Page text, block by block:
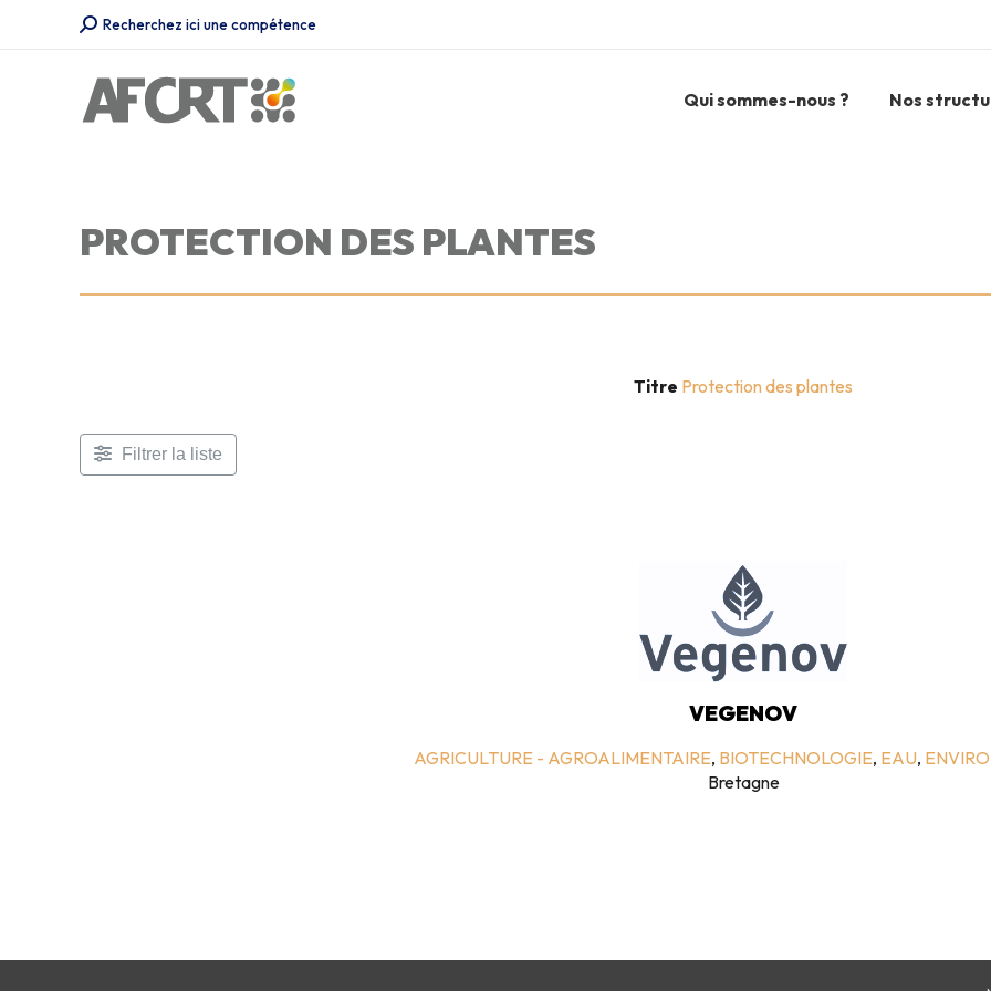
Recherche
Recherchez ici une compétence
Qui sommes-nous ? Nos
PROTECTION DES PLANTES
Titre Protection des plantes
Filtrer la liste
VEGENOV
AGRICULTURE - AGROALIMENTAIRE, BIOTECHNOLOGIE, EAU,
Bretagne